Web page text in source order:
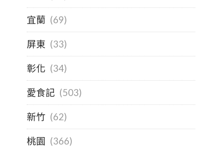
宜蘭 (69)
屏東 (33)
彰化 (34)
愛食記 (503)
新竹 (62)
桃園 (366)